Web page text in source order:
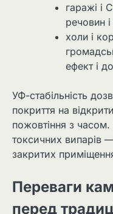
гаражі і
речовин
холи і
ефект і
УФ-стабільність
покриття на
пожовтіння з часом.
токсичних випарів
закритих
Переваги
перед